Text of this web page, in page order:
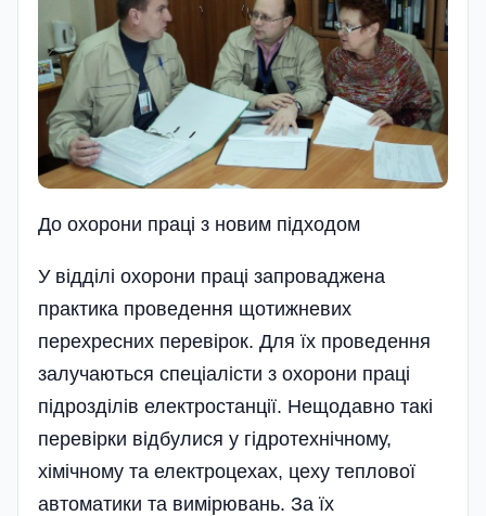
До охорони праці з новим підходом
У відділі охорони праці запроваджена
практика проведення щотижневих
перехресних перевірок. Для їх проведення
залучаються спеціалісти з охорони праці
під­розділів електростанції. Нещодавно такі
перевірки відбулися у гідротехнічному,
хімічному та електроцехах, цеху теплової
автоматики та вимірювань. За їх